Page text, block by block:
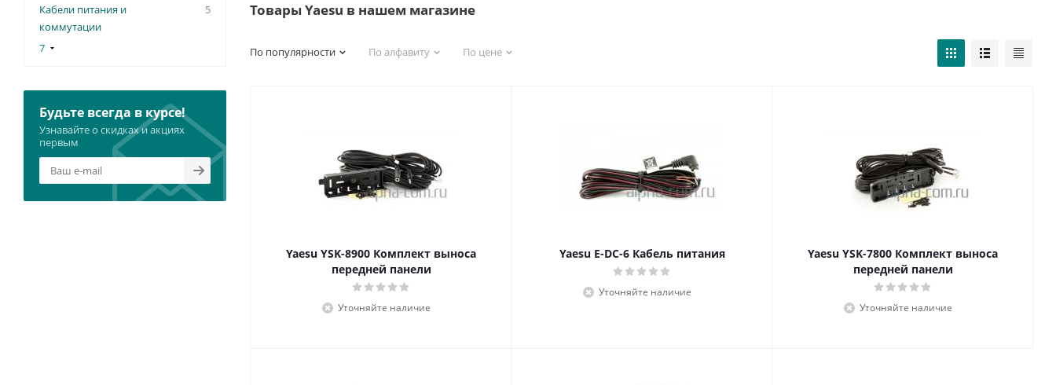
Товары Yaesu в нашем магазине
По популярности По алфавиту По цене
Yaesu YSK-8900 Комплект выноса
передней панели
Уточняйте наличие
Yaesu E-DC-6 Кабель питания
Уточняйте наличие
Yaesu YSK-7800 Комплект выноса
передней панели
Уточняйте наличие
Кабели питания и
коммутации
5
7
Будьте всегда в курсе!
Узнавайте о скидках и акциях
первым